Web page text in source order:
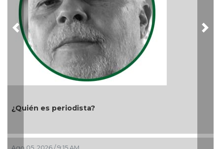
¿Quién es periodista?
Previous